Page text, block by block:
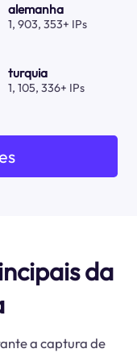
alemanha
1, 903, 353+ IPs
turquia
1, 105, 336+ IPs
da
a captura de